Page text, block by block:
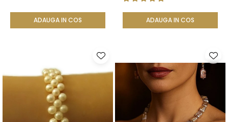
ADAUGA IN COS ADAUGA IN COS